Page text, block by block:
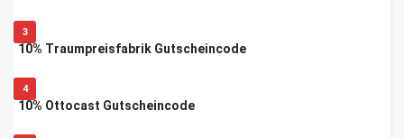
3
10% Traumpreisfabrik Gutscheincode
4
10% Ottocast Gutscheincode